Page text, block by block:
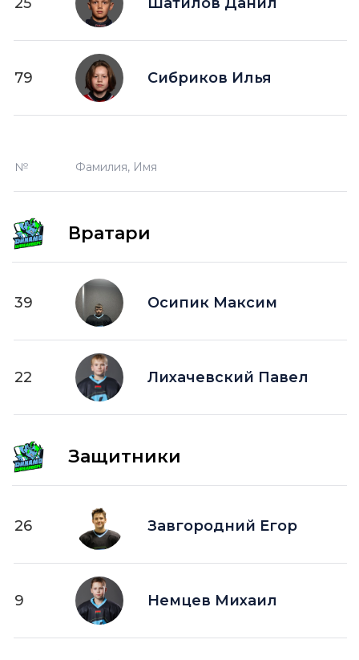
79 Сибриков Илья
№ Фамилия, Имя
Вратари
39 Осипик Максим
22 Лихачевский Павел
Защитники
26 Завгородний Егор
9 Немцев Михаил